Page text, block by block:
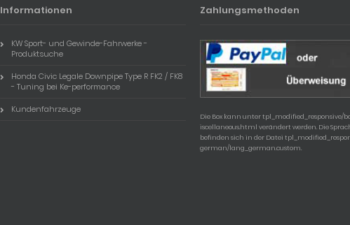
Informationen
KW Sport- und Gewinde-Fahrwerke -
Produktsuche
Honda Civic Legale Downpipe Type R FK2 / FK8
- Tuning bei Ke-performance
Kundenfahrzeuge
Zahlungsmethoden
Die Box kann unter tpl_modified_responsive/
iscellaneous.html verändert werden. Die
befinden sich in der Datei
german/lang_german.custom.